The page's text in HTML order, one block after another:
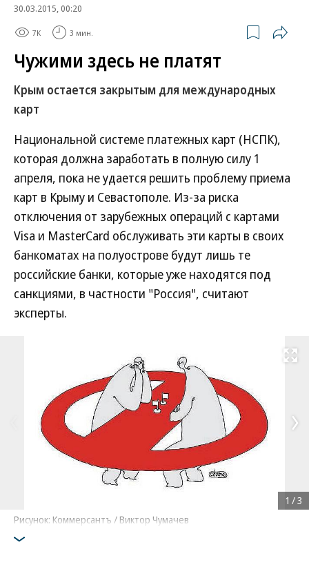
30.03.2015, 00:20
7K 3 мин.
Чужими здесь не платят
Крым остается закрытым для международных
карт
Национальной системе платежных карт (НСПК),
которая должна заработать в полную силу 1
апреля, пока не удается решить проблему приема
карт в Крыму и Севастополе. Из-за риска
отключения от зарубежных операций с картами
Visa и MasterCard обслуживать эти карты в своих
банкоматах на полуострове будут лишь те
российские банки, которые уже находятся под
санкциями, в частности "Россия", считают
эксперты.
Развернуть
Рисунок: Коммерсантъ / Виктор Чумачев
1 /3